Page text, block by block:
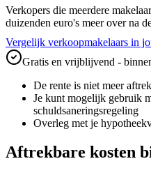
Verkopers die meerdere
duizenden euro's meer over na
Vergelijk verkoopmakelaars in
Gratis en vrijblijvend -
De rente is niet meer
Je kunt mogelijk gebruik
schuldsaneringsregeling
Overleg met je
Aftrekbare kosten